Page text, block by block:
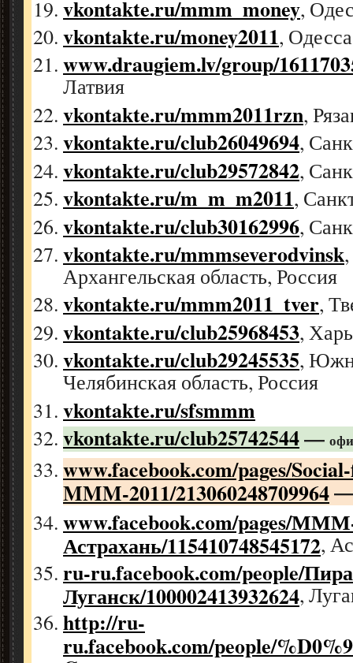
vkontakte.ru/mmm_money,
vkontakte.ru/money2011,
www.draugiem.lv/group/
Латвия
vkontakte.ru/mmm2011rzn,
vkontakte.ru/club26049694,
vkontakte.ru/club29572842,
vkontakte.ru/m_m_m2011,
vkontakte.ru/club30162996,
vkontakte.ru/mmmseverodvinsk
Архангельская область, Россия
vkontakte.ru/mmm2011_tver,
vkontakte.ru/club25968453,
vkontakte.ru/club29245535,
Челябинская область, Россия
vkontakte.ru/sfsmmm
vkontakte.ru/club25742544—
www.facebook.com/pages/
MMM-2011/213060248709964
www.facebook.com/pages/
Астрахань/115410748545172,
ru-ru.facebook.com/people/
Луганск/100002413932624,
http://ru-
ru.facebook.com/people/